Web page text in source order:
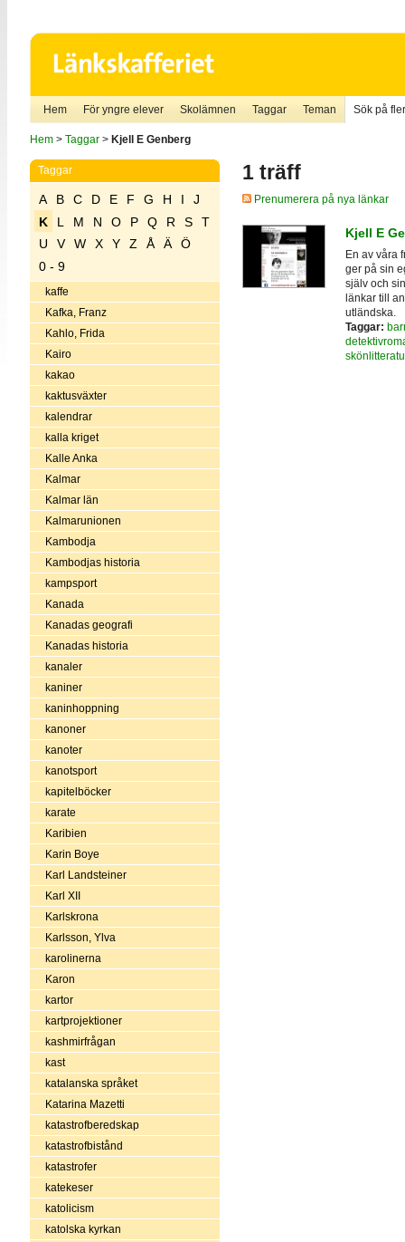
Hem För yngre elever Skolämnen Taggar Teman Sök på
Hem> Taggar> Kjell E Genberg
Taggar
A B C D E F G H I
J
K
L M N O P Q R S
T
U
V W X Y Z Å Ä
Ö
0 - 9
kaffe
Kafka, Franz
Kahlo, Frida
Kairo
kakao
kaktusväxter
kalendrar
kalla kriget
Kalle Anka
Kalmar
Kalmar län
Kalmarunionen
Kambodja
Kambodjas historia
kampsport
Kanada
Kanadas geografi
Kanadas historia
kanaler
kaniner
kaninhoppning
kanoner
kanoter
kanotsport
kapitelböcker
karate
Karibien
Karin Boye
Karl Landsteiner
Karl XII
Karlskrona
Karlsson, Ylva
karolinerna
Karon
kartor
kartprojektioner
kashmirfrågan
kast
katalanska språket
Katarina Mazetti
katastrofberedskap
katastrofbistånd
katastrofer
katekeser
katolicism
katolska kyrkan
1 träff
Prenumerera på nya länkar
Kjell E
En av våra
ger på sin
själv och
länkar till
utländska.
Taggar: